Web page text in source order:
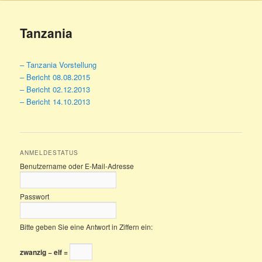
Tanzania
– Tanzania Vorstellung
– Bericht 08.08.2015
– Bericht 02.12.2013
– Bericht 14.10.2013
ANMELDESTATUS
Benutzername oder E-Mail-Adresse
Passwort
Bitte geben Sie eine Antwort in Ziffern ein:
zwanzig − elf =